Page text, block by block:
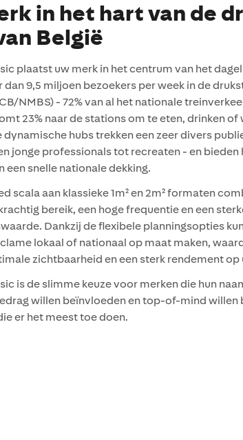
in het hart van de
België
plaatst uw merk in het centrum van het
dan 9,5 miljoen bezoekers per week in de
NMBS) - 72% van al het nationale
23% naar de stations om te eten, drinken of
dynamische hubs trekken een zeer divers
jonge professionals tot recreaten - en
een snelle nationale dekking.
scala aan klassieke 1m² en 2m² formaten
bereik, een hoge frequentie en een
Dankzij de flexibele planningsopties
lokaal of nationaal op maat maken,
zichtbaarheid en een sterk rendement op
is de slimme keuze voor merken die hun
willen beïnvloeden en top-of-mind willen
er het meest toe doen.